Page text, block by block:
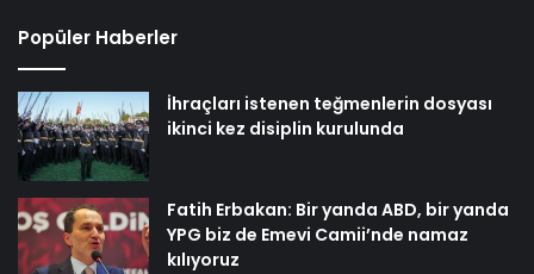
Popüler Haberler
İhraçları istenen teğmenlerin dosyası
ikinci kez disiplin kurulunda
Fatih Erbakan: Bir yanda ABD, bir yanda
YPG biz de Emevi Camii’nde namaz
kılıyoruz